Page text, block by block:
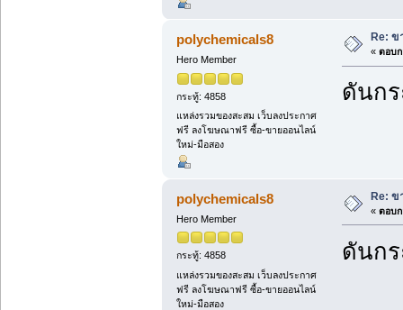
polychemicals8
Hero Member
กระทู้: 4858
แหล่งรวมของสะสม เว็บลงประกาศ
ฟรี ลงโฆษณาฟรี ซื้อ-ขายออนไลน์
ใหม่-มือสอง
Re:
« ตอบก
ดันก
polychemicals8
Hero Member
กระทู้: 4858
แหล่งรวมของสะสม เว็บลงประกาศ
ฟรี ลงโฆษณาฟรี ซื้อ-ขายออนไลน์
ใหม่-มือสอง
Re:
« ตอบก
ดันก